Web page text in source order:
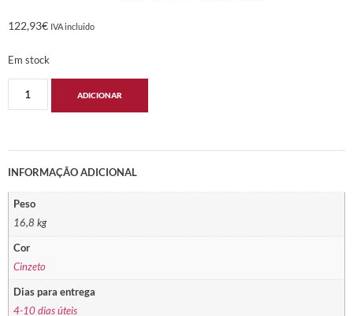
122,93€ IVA incluido
Em stock
ADICIONAR
INFORMAÇÃO ADICIONAL
Peso
16,8 kg
Cor
Cinzeto
Dias para entrega
4-10 dias úteis